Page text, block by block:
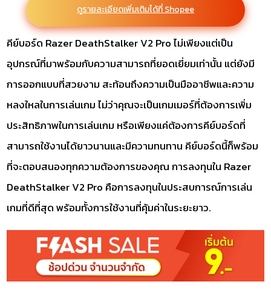
ดูรายละเอียดเพิ่มเติมได้ที่ Shopee
คีย์บอร์ด Razer DeathStalker V2 Pro ไม่เพียงแต่เป็น
อุปกรณ์ที่มาพร้อมกับความสามารถที่ยอดเยี่ยมเท่านั้น แต่ยังมี
การออกแบบที่สวยงาม สะท้อนถึงความเป็นมืออาชีพและความ
หลงใหลในการเล่นเกม ไม่ว่าคุณจะเป็นเกมเมอร์ที่ต้องการเพิ่ม
ประสิทธิภาพในการเล่นเกม หรือเพียงแค่ต้องการคีย์บอร์ดที่
สามารถใช้งานได้ยาวนานและมีความทนทาน คีย์บอร์ดนี้ก็พร้อม
ที่จะตอบสนองทุกความต้องการของคุณ การลงทุนใน Razer
DeathStalker V2 Pro คือการลงทุนในประสบการณ์การเล่น
เกมที่ดีที่สุด พร้อมทั้งการใช้งานที่คุ้มค่าในระยะยาว.